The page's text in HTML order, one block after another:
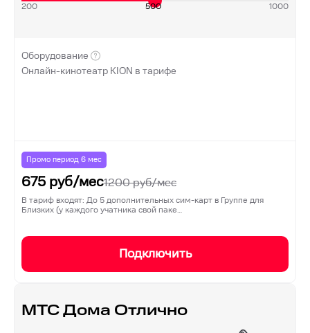
200 500 1000
Оборудование
Онлайн-кинотеатр KION в тарифе
Промо период 6 мес
675 руб/мес1200руб/мес
В тариф входят: До 5 дополнительных сим-карт в Группе для
Близких (у каждого учатника свой паке…
Подключить
МТС Дома Отлично